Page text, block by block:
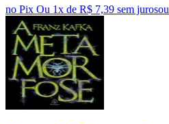
no Pix Ou 1x de R$ 7,39 sem jurosou